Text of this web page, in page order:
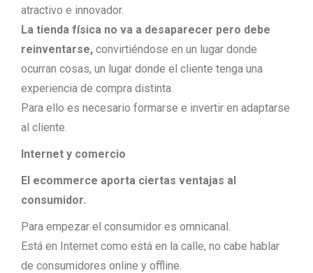
atractivo e innovador.
La tienda física no va a desaparecer pero debe
reinventarse, convirtiéndose en un lugar donde
ocurran cosas, un lugar donde el cliente tenga una
experiencia de compra distinta.
Para ello es necesario formarse e invertir en adaptarse
al cliente.
Internet y comercio
El ecommerce aporta ciertas ventajas al
consumidor.
Para empezar el consumidor es omnicanal.
Está en Internet como está en la calle, no cabe hablar
de consumidores online y offline.